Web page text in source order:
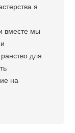
я
вместе мы
для
на